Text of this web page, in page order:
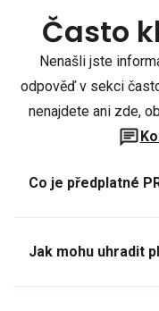
Často
Nenašli jste
odpověď v sekci
nenajdete ani zde,
Co je předplatné
Jak mohu uhradit